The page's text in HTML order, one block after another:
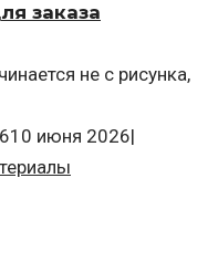
заказа
не с рисунка,
10 июня 2026|